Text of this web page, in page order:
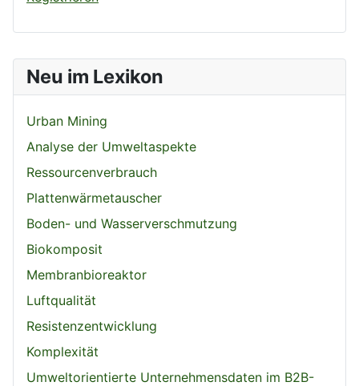
Neu im Lexikon
Urban Mining
Analyse der Umweltaspekte
Ressourcenverbrauch
Plattenwärmetauscher
Boden- und Wasserverschmutzung
Biokomposit
Membranbioreaktor
Luftqualität
Resistenzentwicklung
Komplexität
Umweltorientierte Unternehmensdaten im B2B-